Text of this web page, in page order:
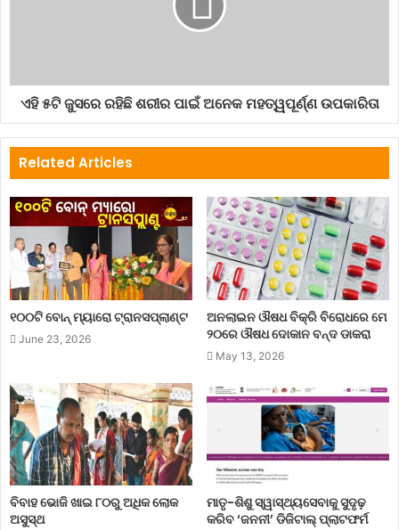
ଏହି ୫ଟି ଜୁସରେ ରହିଛି ଶରୀର ପାଇଁ ଅନେକ ମହତ୍ୱପୂର୍ଣ୍ଣ ଉପକାରିତା
Related Articles
୧୦୦ଟି ବୋନ୍ ମ୍ୟାରୋ ଟ୍ରାନସପ୍ଲାଣ୍ଟ
June 23, 2026
ଅନଲାଇନ ଔଷଧ ବିକ୍ରି ବିରୋଧରେ ମେ
୨୦ରେ ଔଷଧ ଦୋକାନ ବନ୍ଦ ଡାକରା
May 13, 2026
ବିବାହ ଭୋଜି ଖାଇ ୮୦ରୁ ଅଧିକ ଲୋକ
ଅସୁସ୍ଥ
ମାତୃ-ଶିଶୁ ସ୍ୱାସ୍ଥ୍ୟସେବାକୁ ସୁଦୃଢ଼
କରିବ ‘ଜନନୀ’ ଡିଜିଟାଲ୍ ପ୍ଲାଟଫର୍ମ